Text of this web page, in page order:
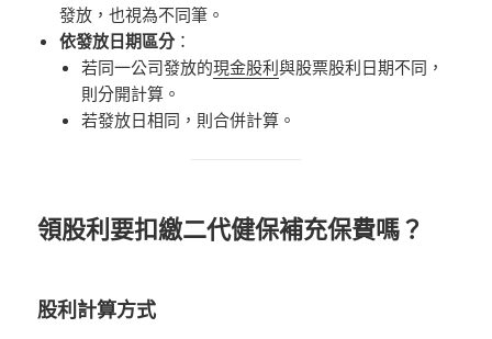
發放，也視為不同筆。
依發放日期區分 ：
若同一公司發放的現金股利與股票股利日期不同，
則分開計算。
若發放日相同，則合併計算。
領股利要扣繳二代健保補充保費嗎？
股利計算方式